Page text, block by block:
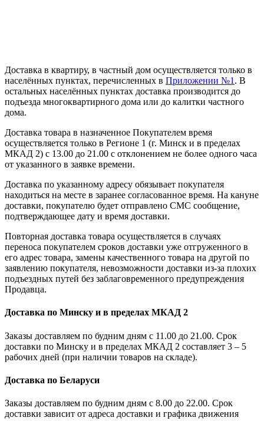
Доставка в квартиру, в частный дом осуществляется только в
населённых пунктах, перечисленных в Приложении №1 . В
остальных населённых пунктах доставка производится до
подъезда многоквартирного дома или до калитки частного
дома.
Доставка товара в назначенное Покупателем время
осуществляется только в Регионе 1 (г. Минск и в пределах
МКАД 2) с 13.00 до 21.00 с отклонением не более одного часа
от указанного в заявке времени.
Доставка по указанному адресу обязывает покупателя
находиться на месте в заранее согласованное время. На кануне
доставки, покупателю будет отправлено СМС сообщение,
подтверждающее дату и время доставки.
Повторная доставка товара осуществляется в случаях
переноса покупателем сроков доставки уже отгруженного в
его адрес товара, замены качественного товара на другой по
заявлению покупателя, невозможности доставки из-за плохих
подъездных путей без заблаговременного предупреждения
Продавца.
Доставка по Минску и в пределах МКАД 2
Заказы доставляем по будним дням с 11.00 до 21.00. Срок
доставки по Минску и в пределах МКАД 2 составляет 3 – 5
рабочих дней (при наличии товаров на складе).
Доставка по Беларуси
Заказы доставляем по будним дням с 8.00 до 22.00. Срок
доставки зависит от адреса доставки и графика движения